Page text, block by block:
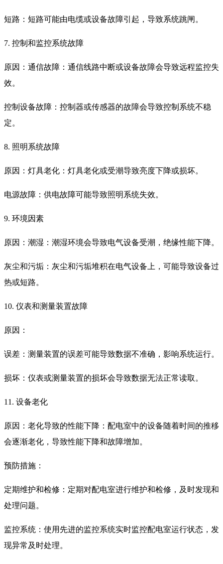
短路：短路可能由电缆或设备故障引起，导致系统跳闸。
7. 控制和监控系统故障
原因：通信故障：通信线路中断或设备故障会导致远程监控失
效。
控制设备故障：控制器或传感器的故障会导致控制系统不稳
定。
8. 照明系统故障
原因：灯具老化：灯具老化或受潮导致亮度下降或损坏。
电源故障：供电故障可能导致照明系统失效。
9. 环境因素
原因：潮湿：潮湿环境会导致电气设备受潮，绝缘性能下降。
灰尘和污垢：灰尘和污垢堆积在电气设备上，可能导致设备过
热或短路。
10. 仪表和测量装置故障
原因：
误差：测量装置的误差可能导致数据不准确，影响系统运行。
损坏：仪表或测量装置的损坏会导致数据无法正常读取。
11. 设备老化
原因：老化导致的性能下降：配电室中的设备随着时间的推移
会逐渐老化，导致性能下降和故障增加。
预防措施：
定期维护和检修：定期对配电室进行维护和检修，及时发现和
处理问题。
监控系统：使用先进的监控系统实时监控配电室运行状态，发
现异常及时处理。